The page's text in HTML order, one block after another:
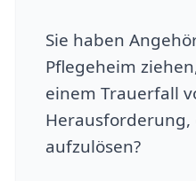
Sie haben
Pflegeheim
einem Trauerfall
aufzulösen?